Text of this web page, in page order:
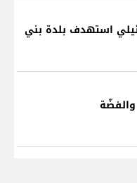
استهدف بلدة بني